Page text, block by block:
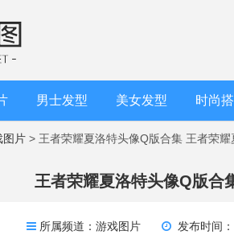
男士发型 美女发型 时尚
图片 > 王者荣耀夏洛特头像Q版合集 王者荣耀
王者荣耀夏洛特头像Q版合
所属频道：游戏图片 发布时间